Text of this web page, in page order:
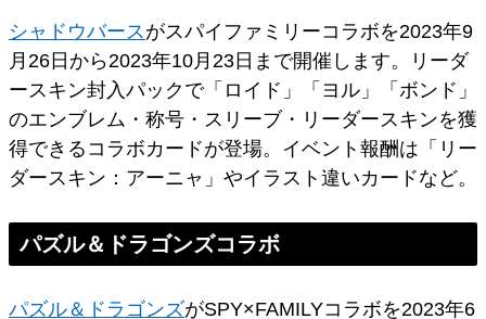
シャドウバースがスパイファミリーコラボを2023年9
月26日から2023年10月23日まで開催します。リーダ
ースキン封入パックで「ロイド」「ヨル」「ボンド」
のエンブレム・称号・スリーブ・リーダースキンを獲
得できるコラボカードが登場。イベント報酬は「リー
ダースキン：アーニャ」やイラスト違いカードなど。
パズル＆ドラゴンズコラボ
パズル＆ドラゴンズがSPY×FAMILYコラボを2023年6